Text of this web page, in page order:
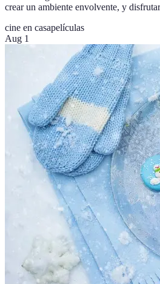
crear un ambiente envolvente, y
cine en casapelículas
Aug 1